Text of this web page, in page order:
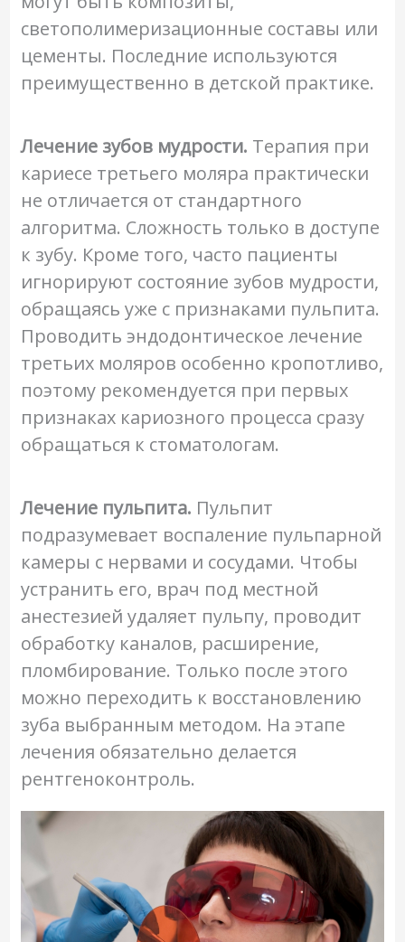
светополимеризационные составы или
цементы. Последние используются
преимущественно в детской практике.
Лечение зубов мудрости. Терапия при
кариесе третьего моляра практически
не отличается от стандартного
алгоритма. Сложность только в доступе
к зубу. Кроме того, часто пациенты
игнорируют состояние зубов мудрости,
обращаясь уже с признаками пульпита.
Проводить эндодонтическое лечение
третьих моляров особенно кропотливо,
поэтому рекомендуется при первых
признаках кариозного процесса сразу
обращаться к стоматологам.
Лечение пульпита. Пульпит
подразумевает воспаление пульпарной
камеры с нервами и сосудами. Чтобы
устранить его, врач под местной
анестезией удаляет пульпу, проводит
обработку каналов, расширение,
пломбирование. Только после этого
можно переходить к восстановлению
зуба выбранным методом. На этапе
лечения обязательно делается
рентгеноконтроль.